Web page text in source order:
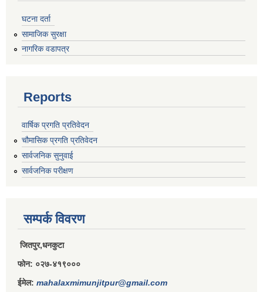
घटना दर्ता
सामाजिक सुरक्षा
नागरिक वडापत्र
Reports
वार्षिक प्रगति प्रतिवेदन
चौमासिक प्रगति प्रतिवेदन
सार्वजनिक सुनुवाई
सार्वजनिक परीक्षण
सम्पर्क विवरण
जितपुर,धनकुटा
फोन: ०२७-४१९०००
ईमेल: mahalaxmimunjitpur@gmail.com